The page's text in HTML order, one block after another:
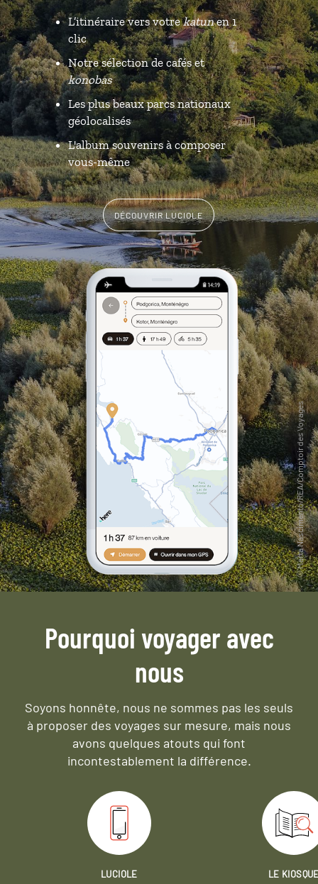
L’itinéraire vers votrekatunen 1
clic
Notre sélection de cafés et
konobas
Les plus beaux parcs nationaux
géolocalisés
L'album souvenirs à composer
vous-même
DÉCOUVRIR LUCIOLE
Pourquoi voyager avec
nous
Soyons honnête, nous ne sommes pas les seuls
à proposer des voyages sur mesure, mais nous
avons quelques atouts qui font
incontestablement la différence.
LUCIOLE
LE